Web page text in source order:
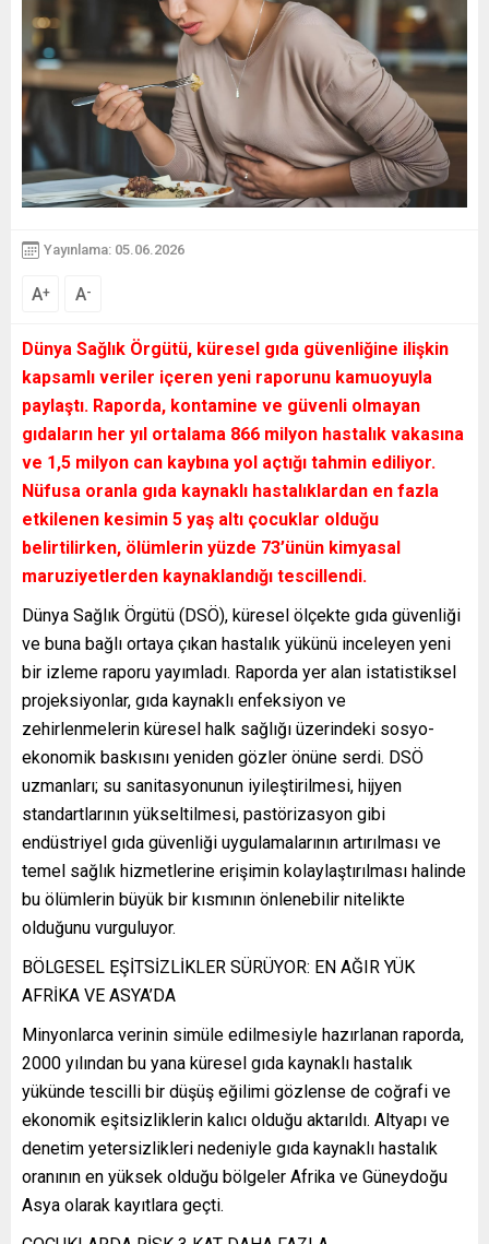
Yayınlama: 05.06.2026
A+ A-
Dünya Sağlık Örgütü, küresel gıda güvenliğine ilişkin
kapsamlı veriler içeren yeni raporunu kamuoyuyla
paylaştı. Raporda, kontamine ve güvenli olmayan
gıdaların her yıl ortalama 866 milyon hastalık vakasına
ve 1,5 milyon can kaybına yol açtığı tahmin ediliyor.
Nüfusa oranla gıda kaynaklı hastalıklardan en fazla
etkilenen kesimin 5 yaş altı çocuklar olduğu
belirtilirken, ölümlerin yüzde 73’ünün kimyasal
maruziyetlerden kaynaklandığı tescillendi.
Dünya Sağlık Örgütü (DSÖ), küresel ölçekte gıda güvenliği
ve buna bağlı ortaya çıkan hastalık yükünü inceleyen yeni
bir izleme raporu yayımladı. Raporda yer alan istatistiksel
projeksiyonlar, gıda kaynaklı enfeksiyon ve
zehirlenmelerin küresel halk sağlığı üzerindeki sosyo-
ekonomik baskısını yeniden gözler önüne serdi. DSÖ
uzmanları; su sanitasyonunun iyileştirilmesi, hijyen
standartlarının yükseltilmesi, pastörizasyon gibi
endüstriyel gıda güvenliği uygulamalarının artırılması ve
temel sağlık hizmetlerine erişimin kolaylaştırılması halinde
bu ölümlerin büyük bir kısmının önlenebilir nitelikte
olduğunu vurguluyor.
BÖLGESEL EŞİTSİZLİKLER SÜRÜYOR: EN AĞIR YÜK
AFRİKA VE ASYA’DA
Minyonlarca verinin simüle edilmesiyle hazırlanan raporda,
2000 yılından bu yana küresel gıda kaynaklı hastalık
yükünde tescilli bir düşüş eğilimi gözlense de coğrafi ve
ekonomik eşitsizliklerin kalıcı olduğu aktarıldı. Altyapı ve
denetim yetersizlikleri nedeniyle gıda kaynaklı hastalık
oranının en yüksek olduğu bölgeler Afrika ve Güneydoğu
Asya olarak kayıtlara geçti.